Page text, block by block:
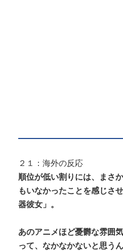
２１：海外の反応
順位が低い割りには、まさ
もいなかったことを感じさ
器彼女」。
あのアニメほど憂欝な雰囲
って、なかなかないと思うん